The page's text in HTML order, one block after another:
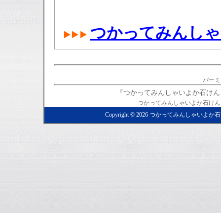
つかってみんし
バー
『つかってみんしゃいよか石け
つかってみんしゃいよか石け
Copyright © 2026 つかってみんしゃいよか